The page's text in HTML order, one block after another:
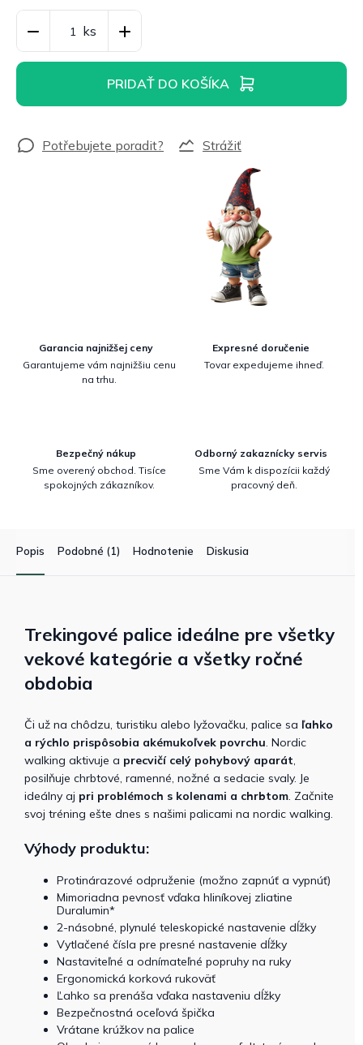
PRIDAŤ DO KOŠÍKA
Strážiť
Garancia najnižšej ceny
Garantujeme vám najnižšiu cenu
na trhu.
Expresné doručenie
Tovar expedujeme ihneď.
Bezpečný nákup
Sme overený obchod. Tisíce
spokojných zákazníkov.
Odborný zakaznícky servis
Sme Vám k dispozícii každý
pracovný deň.
Popis Podobné (1) Hodnotenie Diskusia
Trekingové palice ideálne pre všetky
vekové kategórie a všetky ročné
obdobia
Či už na chôdzu, turistiku alebo lyžovačku, palice sa ľahko
a rýchlo prispôsobia akémukoľvek povrchu . Nordic
walking aktivuje a precvičí celý pohybový aparát
posilňuje chrbtové, ramenné, nožné a sedacie svaly. Je
ideálny aj pri problémoch s kolenami a chrbtom . Začnite
svoj tréning ešte dnes s našimi palicami na nordic walking.
Výhody produktu:
Protinárazové odpruženie (možno zapnúť a vypnúť)
Mimoriadna pevnosť vďaka hliníkovej zliatine
Duralumin*
2-násobné, plynulé teleskopické nastavenie dĺžky
Vytlačené čísla pre presné nastavenie dĺžky
Nastaviteľné a odnímateľné popruhy na ruky
Ergonomická korková rukoväť
Ľahko sa prenáša vďaka nastaveniu dĺžky
Bezpečnostná oceľová špička
Vrátane krúžkov na palice